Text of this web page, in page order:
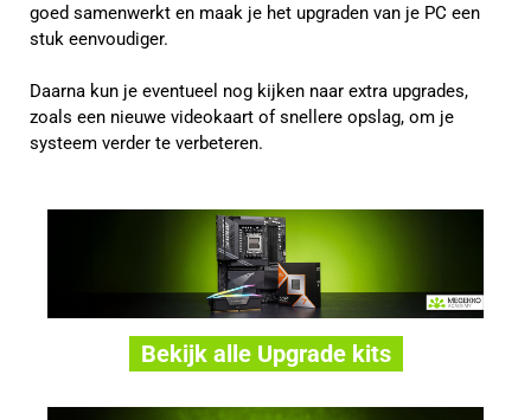
goed samenwerkt en maak je het upgraden van je PC een
stuk eenvoudiger.
Daarna kun je eventueel nog kijken naar extra upgrades,
zoals een nieuwe videokaart of snellere opslag, om je
systeem verder te verbeteren.
Bekijk alle Upgrade kits